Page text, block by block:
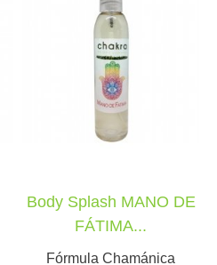
Body Splash MANO DE
FÁTIMA...
Fórmula Chamánica